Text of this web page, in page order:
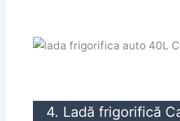
4. Ladă frigorifică